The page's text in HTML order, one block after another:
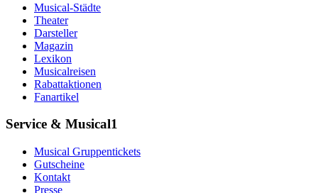
Musical-Städte
Theater
Darsteller
Magazin
Lexikon
Musicalreisen
Rabattaktionen
Fanartikel
Service & Musical1
Musical Gruppentickets
Gutscheine
Kontakt
Presse